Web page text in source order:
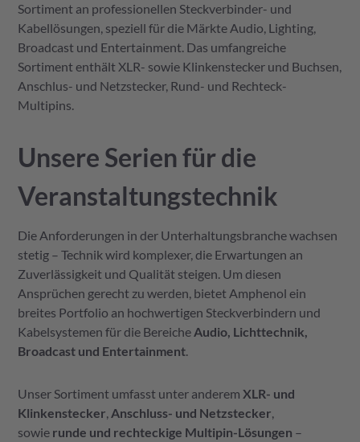
Sortiment an professionellen Steckverbinder- und
Kabellösungen, speziell für die Märkte Audio, Lighting,
Broadcast und Entertainment. Das umfangreiche
Sortiment enthält XLR- sowie Klinkenstecker und Buchsen,
Anschlus- und Netzstecker, Rund- und Rechteck-
Multipins.
Unsere Serien für die
Veranstaltungstechnik
Die Anforderungen in der Unterhaltungsbranche wachsen
stetig – Technik wird komplexer, die Erwartungen an
Zuverlässigkeit und Qualität steigen. Um diesen
Ansprüchen gerecht zu werden, bietet Amphenol ein
breites Portfolio an hochwertigen Steckverbindern und
Kabelsystemen für die Bereiche Audio, Lichttechnik,
Broadcast und Entertainment
Unser Sortiment umfasst unter anderem XLR- und
Klinkenstecker Anschluss- und Netzstecker
sowie runde und rechteckige Multipin-Lösungen –